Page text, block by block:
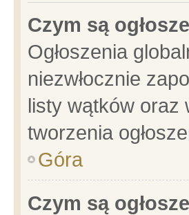
Czym są
Ogłoszenia
niezwłocznie
listy wątków oraz
tworzenia
Góra
Czym są